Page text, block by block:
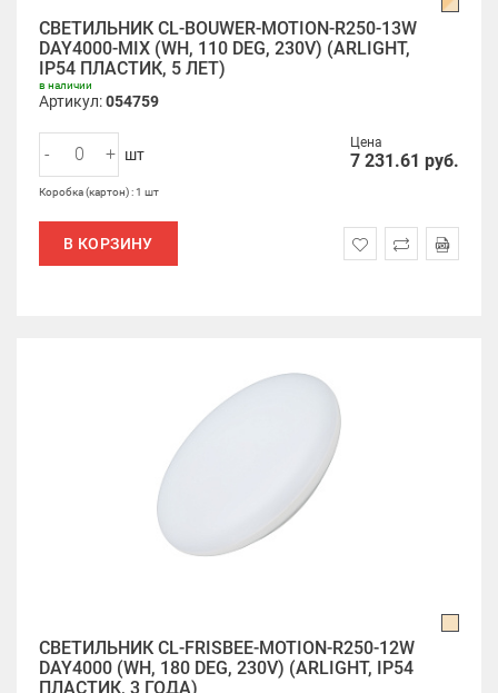
СВЕТИЛЬНИК CL-BOUWER-MOTION-R250-13W
DAY4000-MIX (WH, 110 DEG, 230V) (ARLIGHT,
IP54 ПЛАСТИК, 5 ЛЕТ)
в наличии
Артикул:054759
Цена
7 231.61 руб.
- + шт
Коробка (картон) : 1 шт
В КОРЗИНУ
СВЕТИЛЬНИК CL-FRISBEE-MOTION-R250-12W
DAY4000 (WH, 180 DEG, 230V) (ARLIGHT, IP54
ПЛАСТИК, 3 ГОДА)